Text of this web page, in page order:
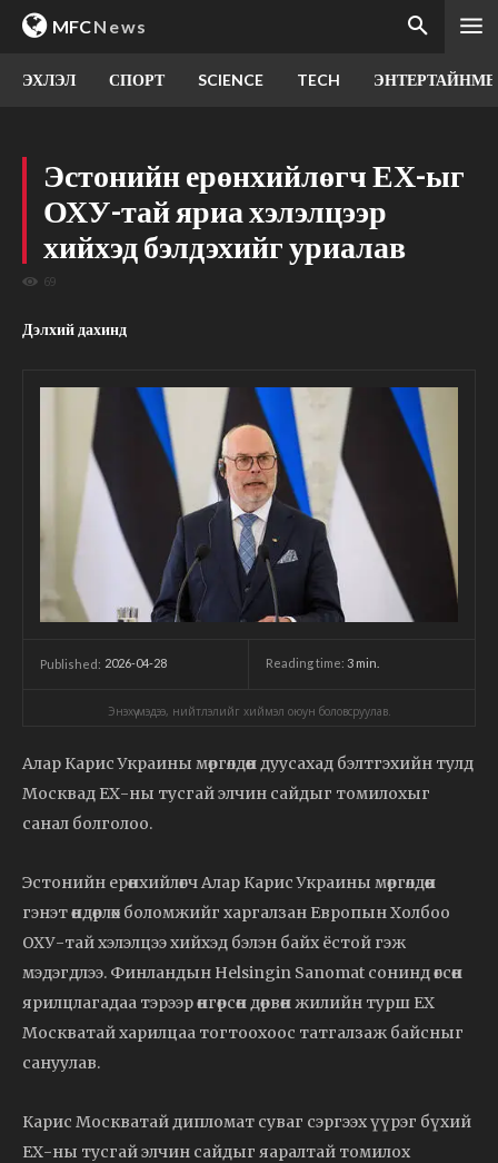
MFCNews
ЭХЛЭЛ СПОРТ SCIENCE TECH
Эстонийн ерөнхийлөгч ЕХ-ыг
ОХУ-тай яриа хэлэлцээр
хийхэд бэлдэхийг уриалав
69
Дэлхий дахинд
Published: 2026-04-28 Reading time: 3 min.
Энэхүү мэдээ, нийтлэлийг хиймэл оюун боловсруулав.
Алар Карис Украины мөргөлдөөн дуусахад бэлтгэхийн тулд
Москвад ЕХ-ны тусгай элчин сайдыг томилохыг
санал болголоо.
Эстонийн ерөнхийлөгч Алар Карис Украины мөргөлдөөн
гэнэт өндөрлөх боломжийг харгалзан Европын Холбоо
ОХУ-тай хэлэлцээ хийхэд бэлэн байх ёстой гэж
мэдэгдлээ. Финландын Helsingin Sanomat сонинд өгсөн
ярилцлагадаа тэрээр өнгөрсөн дөрвөн жилийн турш ЕХ
Москватай харилцаа тогтоохоос татгалзаж байсныг
сануулав.
Карис Москватай дипломат суваг сэргээх үүрэг бүхий
ЕХ-ны тусгай элчин сайдыг яаралтай томилох